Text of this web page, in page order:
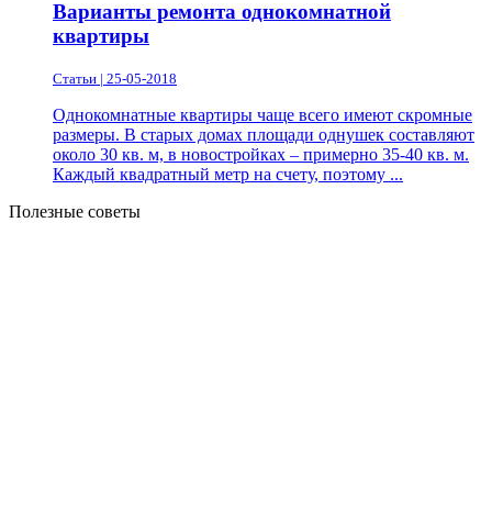
Варианты ремонта однокомнатной
квартиры
Статьи | 25-05-2018
Однокомнатные квартиры чаще всего имеют скромные
размеры. В старых домах площади однушек составляют
около 30 кв. м, в новостройках – примерно 35-40 кв. м.
Каждый квадратный метр на счету, поэтому ...
Полезные советы